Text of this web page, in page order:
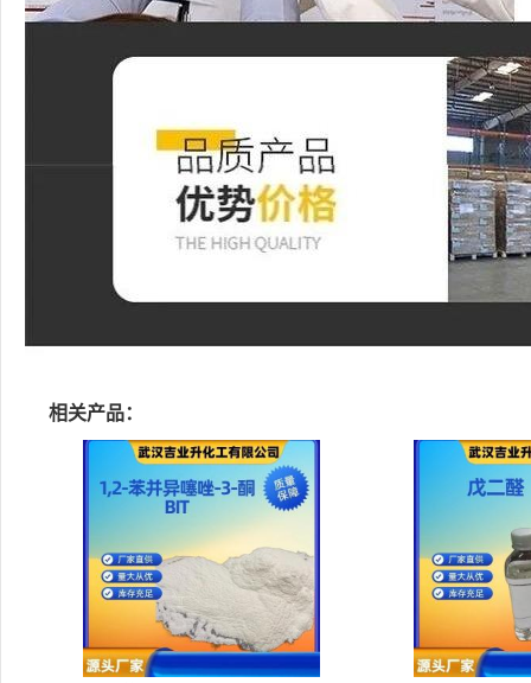
相关产品：